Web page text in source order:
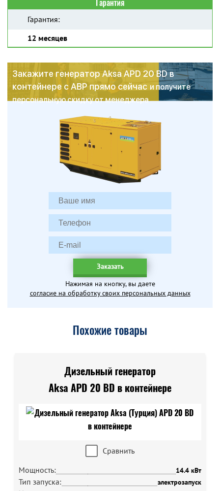
Гарантия
Гарантия:
12 месяцев
Закажите генератор Aksa APD 20 BD в
контейнере с АВР прямо сейчас и получите
персональную скидку от менеджера
Заказать
Нажимая на кнопку, вы даете
согласие на обработку своих персональных данных
Похожие товары
Дизельный генератор
Aksa APD 20 BD в контейнере
Сравнить
Мощность:
14.4 кВт
Тип запуска: электрозапуск